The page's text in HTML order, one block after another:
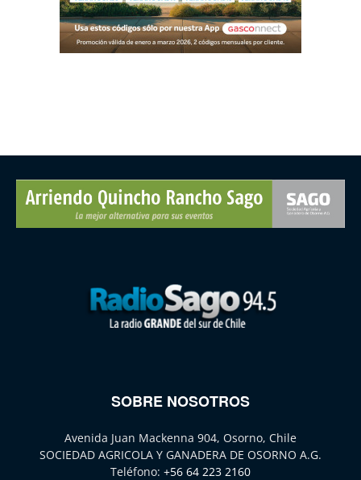
SOBRE NOSOTROS
Avenida Juan Mackenna 904, Osorno, Chile
SOCIEDAD AGRICOLA Y GANADERA DE OSORNO A.G.
Teléfono: +56 64 223 2160